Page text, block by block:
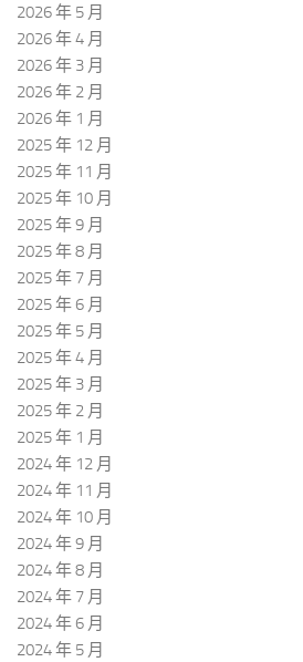
2026 年 5 月
2026 年 4 月
2026 年 3 月
2026 年 2 月
2026 年 1 月
2025 年 12 月
2025 年 11 月
2025 年 10 月
2025 年 9 月
2025 年 8 月
2025 年 7 月
2025 年 6 月
2025 年 5 月
2025 年 4 月
2025 年 3 月
2025 年 2 月
2025 年 1 月
2024 年 12 月
2024 年 11 月
2024 年 10 月
2024 年 9 月
2024 年 8 月
2024 年 7 月
2024 年 6 月
2024 年 5 月